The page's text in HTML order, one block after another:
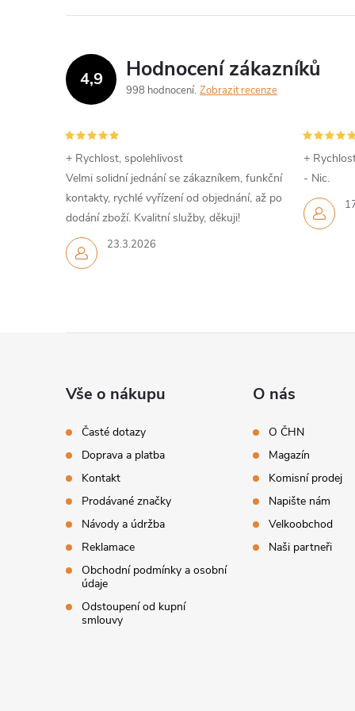
4,9 Hodnocení zákazníků
998 hodnocení Zobrazit recenze
23.3.2026
+ Rychlost, spolehlivost
Velmi solidní jednání se zákazníkem, funkční
kontakty, rychlé vyřízení od objednání, až po
dodání zboží. Kvalitní služby, děkuji!
+
- Nic.
Vše o nákupu
Časté dotazy
Doprava a platba
Kontakt
Prodávané značky
Návody a údržba
Reklamace
Obchodní podmínky a osobní
údaje
Odstoupení od kupní
smlouvy
O nás
O ČHN
Magazín
Komisní prodej
Napište nám
Velkoobchod
Naši partneři